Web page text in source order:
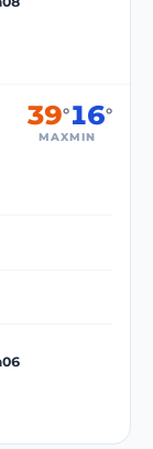
39°
MAX
16°
MIN